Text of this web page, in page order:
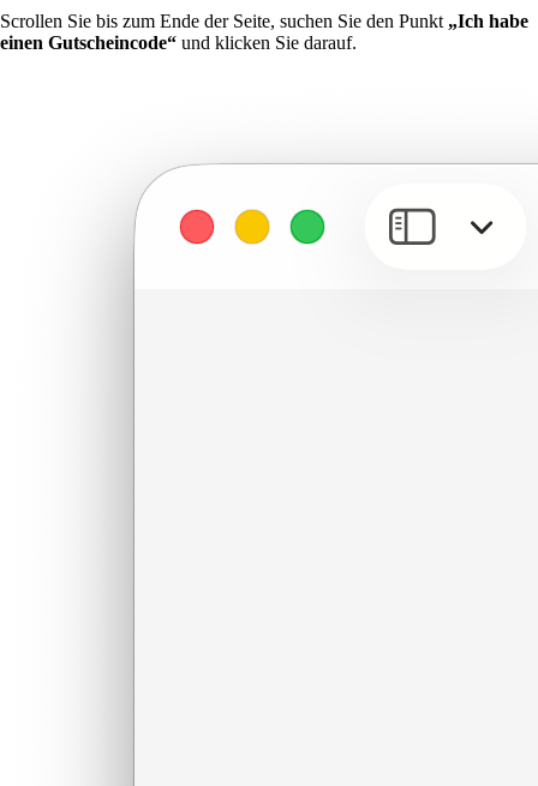
Scrollen Sie bis zum Ende der Seite, suchen Sie den Punkt „Ich habe
einen Gutscheincode“ und klicken Sie darauf.